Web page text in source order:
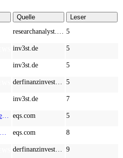
Quelle
Leser
5
inv3st.de 5
inv3st.de 5
5
inv3st.de 7
eqs.com 5
eqs.com 8
9